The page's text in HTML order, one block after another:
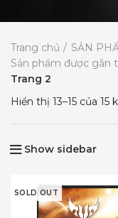
Trang chủ
SẢN
Sản phẩm được gắn
Trang 2
Hiển thị 13–15 của 15
Show sidebar
SOLD OUT